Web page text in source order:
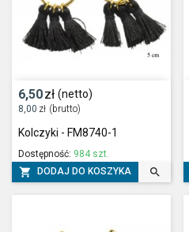
6,50zł (netto)
8,00 zł (brutto)
Kolczyki - FM8740-1
Dostępność: 984 szt.
 DODAJ DO KOSZYKA 